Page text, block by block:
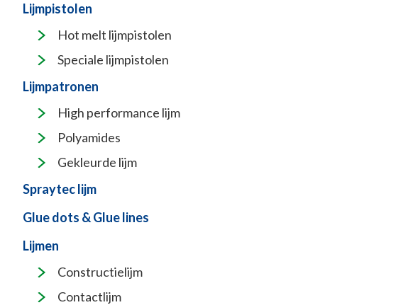
Lijmpistolen
Hot melt lijmpistolen
Speciale lijmpistolen
Lijmpatronen
High performance lijm
Polyamides
Gekleurde lijm
Spraytec lijm
Glue dots & Glue lines
Lijmen
Constructielijm
Contactlijm